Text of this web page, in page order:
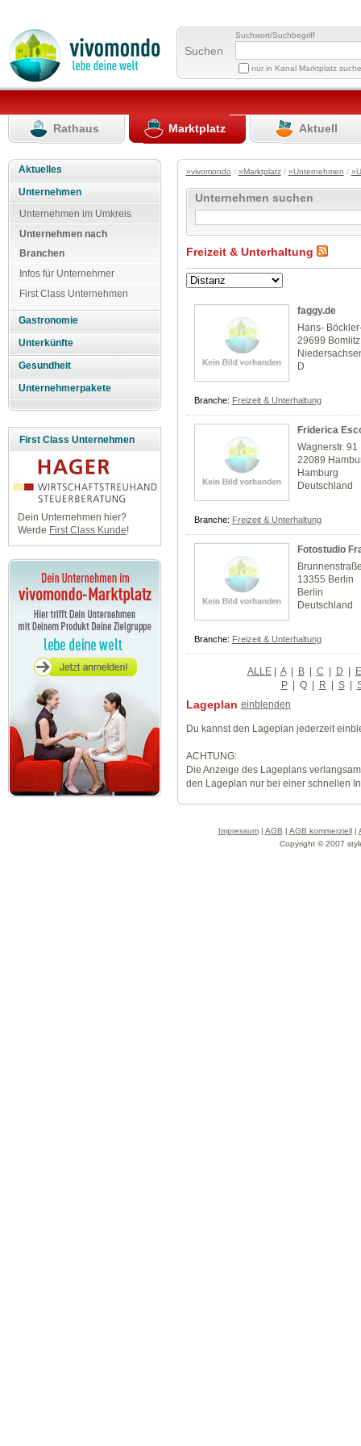
Suchen
Suchwort/Suchbegriff
nur in Kanal Marktplatz
Rathaus Marktplatz Aktuell
Aktuelles
Unternehmen
Unternehmen im Umkreis
Unternehmen nach
Branchen
Infos für Unternehmer
First Class Unternehmen
Gastronomie
Unterkünfte
Gesundheit
Unternehmerpakete
First Class Unternehmen
Dein Unternehmen hier?
Werde First Class Kunde!
»vivomondo / »Marktplatz/ »Unternehmen /
Unternehmen suchen
Freizeit & Unterhaltung
faggy.de
Hans-
29699 Bomlitz
D
Branche: Freizeit & Unterhaltung
Friderica
Wagnerstr. 91
22089
Hamburg
Deutschland
Branche: Freizeit & Unterhaltung
Fotostudio
13355 Berlin
Berlin
Deutschland
Branche: Freizeit & Unterhaltung
ALLE| A | B | C | D | E
P | Q | R | S |
Lageplan einblenden
Du kannst den Lageplan jederzeit
ACHTUNG:
Die Anzeige des Lageplans
den Lageplan nur bei einer schnellen
Impressum| AGB | AGB kommerziell|
Copyright © 2007